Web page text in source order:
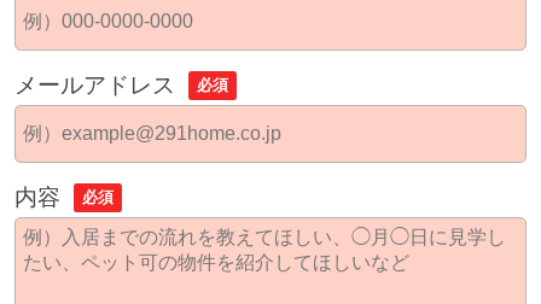
メールアドレス 必須
内容 必須